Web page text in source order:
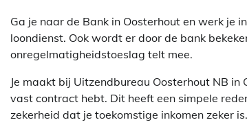
Ga je naar de Bank in Oosterhout en werk je
loondienst. Ook wordt er door de bank
onregelmatigheidstoeslag telt mee.
Je maakt bij Uitzendbureau Oosterhout NB
vast contract hebt. Dit heeft een simpele
zekerheid dat je toekomstige inkomen zeker is.